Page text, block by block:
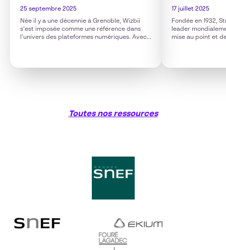
25 septembre 2025
Née il y a une décennie à Grenoble, Wizbii
s’est imposée comme une référence dans
l’univers des plateformes numériques. Avec...
17 juillet 2025
Fondée en 1932,
leader
mise au point et
Toutes nos ressources